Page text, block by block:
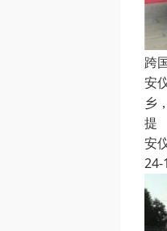
跨
安
乡
提
安
24-